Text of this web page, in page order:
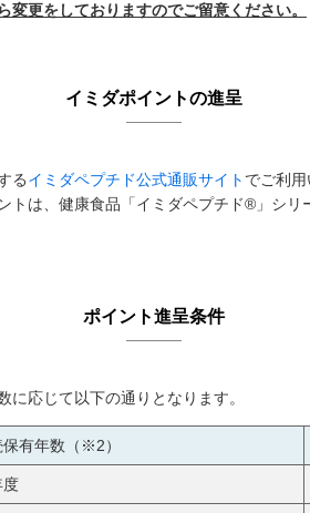
更をしておりますのでご留意ください。
イミダポイントの進呈
るイミダペプチド公式通販サイト でご利
トは、健康食品「イミダペプチド®」シ
ポイント進呈条件
応じて以下の通りとなります。
有年数（※2）
度